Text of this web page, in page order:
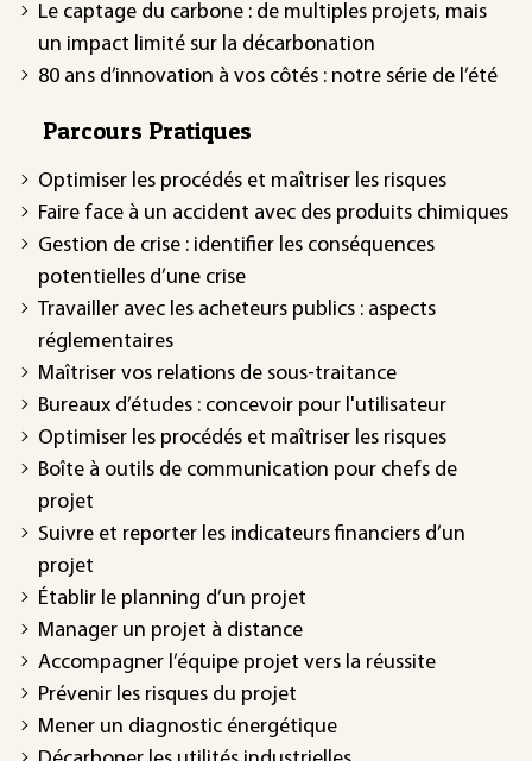
Le captage du carbone : de multiples projets, mais
un impact limité sur la décarbonation
80 ans d’innovation à vos côtés : notre série de l’été
Parcours Pratiques
Optimiser les procédés et maîtriser les risques
Faire face à un accident avec des produits chimiques
Gestion de crise : identifier les conséquences
potentielles d’une crise
Travailler avec les acheteurs publics : aspects
réglementaires
Maîtriser vos relations de sous-traitance
Bureaux d’études : concevoir pour l'utilisateur
Optimiser les procédés et maîtriser les risques
Boîte à outils de communication pour chefs de
projet
Suivre et reporter les indicateurs financiers d’un
projet
Établir le planning d’un projet
Manager un projet à distance
Accompagner l’équipe projet vers la réussite
Prévenir les risques du projet
Mener un diagnostic énergétique